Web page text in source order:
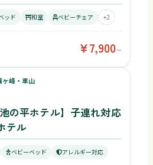
ッド 和室 ベビーチェア +2
¥7,900〜
ヶ峰・車山
の平ホテル】子連れ対応
テル
ベビーベッド
アレルギー対応